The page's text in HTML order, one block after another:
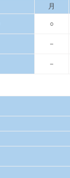
月
○
－
－